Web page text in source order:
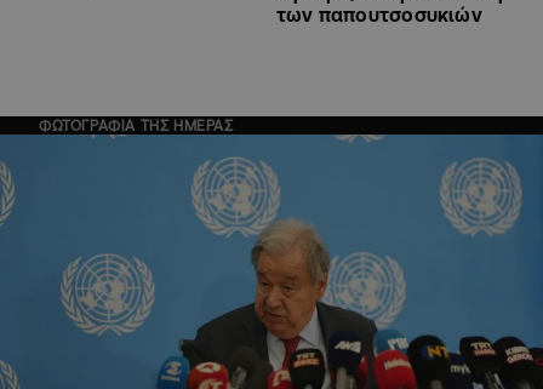
των παπουτσοσυκιών
ΦΩΤΟΓΡΑΦΙΑ ΤΗΣ ΗΜΕΡΑΣ